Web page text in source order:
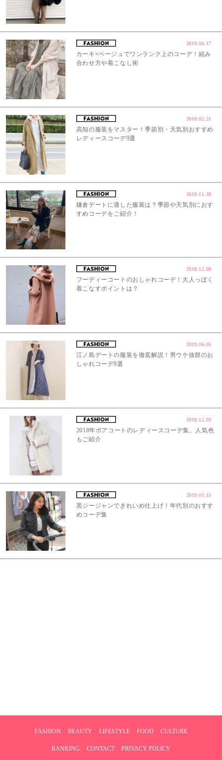
2019.06.17
カーキ×ベージュでワンランク上のコーデ！組み
合わせ方や着こなし術
2019.02.21
高知の服装をマスター！季節別・天気別おすすめ
レディースコーデ9選
2019.11.30
鎌倉デートに適した服装は？季節や天気別におす
すめコーデをご紹介！
2018.12.08
フーディーコートのおしゃれコーデ！大人っぽく
着こなすポイントは？
2019.06.05
江ノ島デートの服装を徹底解説！男ウケ抜群のお
しゃれコーデ9選
2018.12.03
2018年ボアコートのレディースコーデ集。人気色
もご紹介
2019.05.15
黒ジージャンできれいめ仕上げ！年代別のおすす
めコーデ集
FASHION BEAUTY LIFESTYLE FOOD CULTURE
RANKING CONTACT PRIVACY POLICY